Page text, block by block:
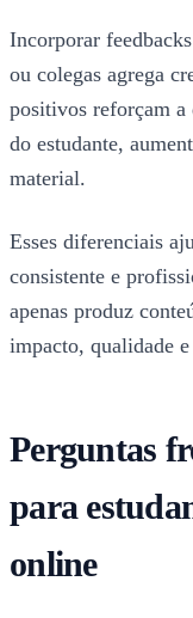
Incorporar
ou colegas agrega
positivos reforçam a
do estudante,
material.
Esses diferenciais
consistente e
apenas produz
impacto, qualidade
Perguntas
para
online